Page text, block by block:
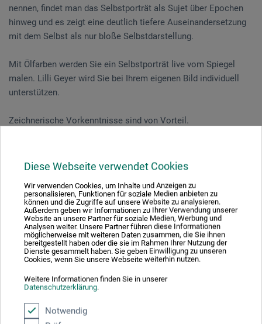
Diese Webseite verwendet Cookies
Wir verwenden Cookies, um Inhalte und Anzeigen zu
personalisieren, Funktionen für soziale Medien anbieten zu
können und die Zugriffe auf unsere Website zu analysieren.
Außerdem geben wir Informationen zu Ihrer Verwendung unserer
Website an unsere Partner für soziale Medien, Werbung und
Analysen weiter. Unsere Partner führen diese Informationen
möglicherweise mit weiteren Daten zusammen, die Sie ihnen
bereitgestellt haben oder die sie im Rahmen Ihrer Nutzung der
Dienste gesammelt haben. Sie geben Einwilligung zu unseren
Cookies, wenn Sie unsere Webseite weiterhin nutzen.
Weitere Informationen finden Sie in unserer
Datenschutzerklärung.
Notwendig
nennen, findet man das Selbstporträt als Sujet über Epochen
hinweg und es zeigt eine deutlich tiefere Auseinandersetzung
mit dem Selbst als nur bloße Selbstdarstellung.
Mit Ölfarben werden Sie ein Selbstporträt live vom Spiegel
malen. Lilli Geyer wird Sie bei Ihrem eigenen Bild individuell
unterstützen.
Zeichnerische Vorkenntnisse sind von Vorteil.
Veranstaltungsdatum
06. Jun. 2026
11:00 - 16:00 Uhr
Sie schauen derzeitig auf eine vergangene
Veranstaltung
Veranstaltungsort